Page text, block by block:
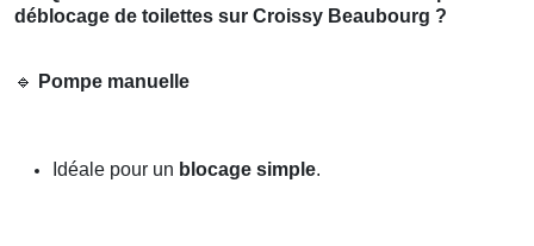
déblocage de toilettes sur Croissy Beaubourg ?
🔹 Pompe manuelle
Idéale pour un blocage simple.